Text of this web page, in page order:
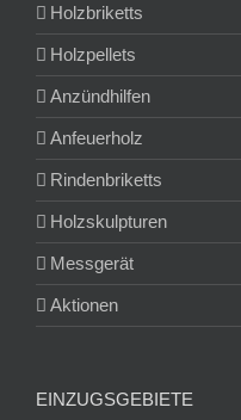
Holzbriketts
Holzpellets
Anzündhilfen
Anfeuerholz
Rindenbriketts
Holzskulpturen
Messgerät
Aktionen
EINZUGSGEBIETE